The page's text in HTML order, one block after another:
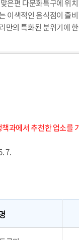
은편 다문화특구에 위
이색적인 음식점이 즐
만의 특화된 분위기에
과에서 추천한 업소를
7.